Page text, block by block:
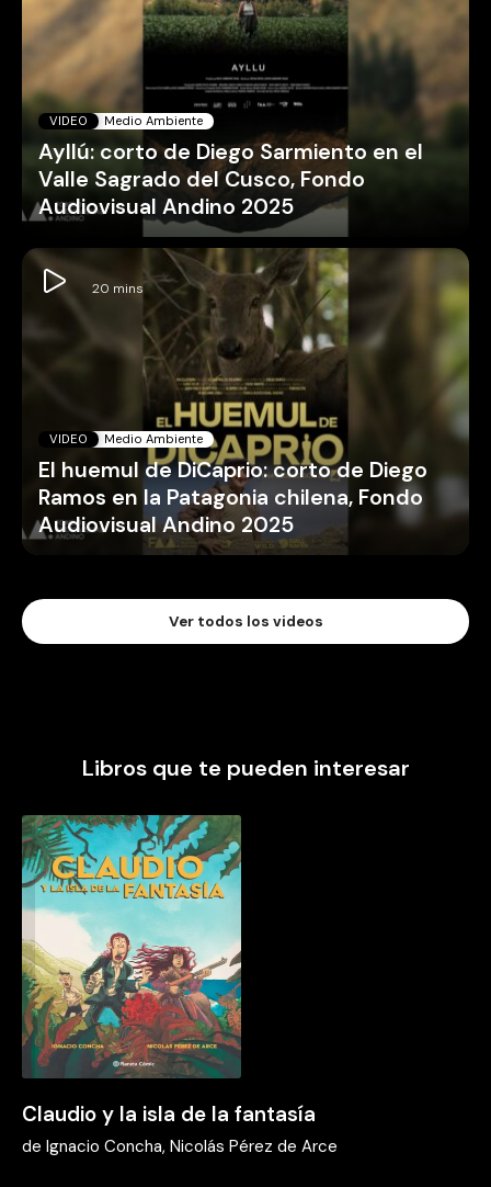
VIDEO Medio Ambiente
Ayllú: corto de Diego Sarmiento en el
Valle Sagrado del Cusco, Fondo
Audiovisual Andino 2025
VIDEO Medio Ambiente
El huemul de DiCaprio: corto de Diego
Ramos en la Patagonia chilena, Fondo
Audiovisual Andino 2025
Ver todos los videos
Libros que te pueden interesar
Claudio y la isla de la fantasía
de Ignacio Concha, Nicolás Pérez de Arce